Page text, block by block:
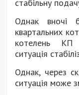
стабільну
Однак вночі
квартальних
котелень КП
ситуація
Однак, через
ситуація може